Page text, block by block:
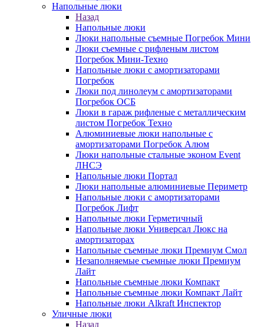
Напольные люки
Назад
Напольные люки
Люки напольные съемные Погребок Мини
Люки съемные с рифленым листом
Погребок Мини-Техно
Напольные люки с амортизаторами
Погребок
Люки под линолеум с амортизаторами
Погребок ОСБ
Люки в гараж рифленые с металлическим
листом Погребок Техно
Алюминиевые люки напольные с
амортизаторами Погребок Алюм
Люки напольные стальные эконом Event
ЛНСЭ
Напольные люки Портал
Люки напольные алюминиевые Периметр
Напольные люки с амортизаторами
Погребок Лифт
Напольные люки Герметичный
Напольные люки Универсал Люкс на
амортизаторах
Напольные съемные люки Премиум Смол
Незаполняемые съемные люки Премиум
Лайт
Напольные съемные люки Компакт
Напольные съемные люки Компакт Лайт
Напольные люки Alkraft Инспектор
Уличные люки
Назад